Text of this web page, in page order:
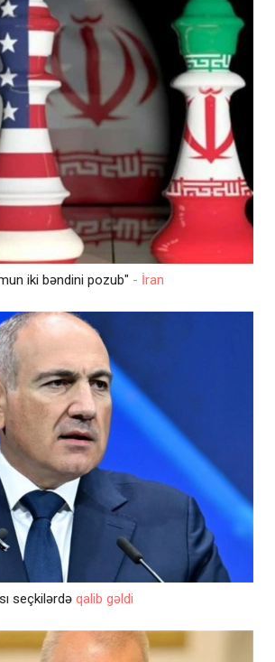
iki bəndini pozub" - İran
seçkilərdə qalib gəldi